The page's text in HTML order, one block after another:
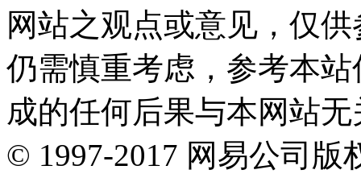
网站之观点或意见，仅
仍需慎重考虑，参考本
成的任何后果与本网站
© 1997-2017 网易公司版